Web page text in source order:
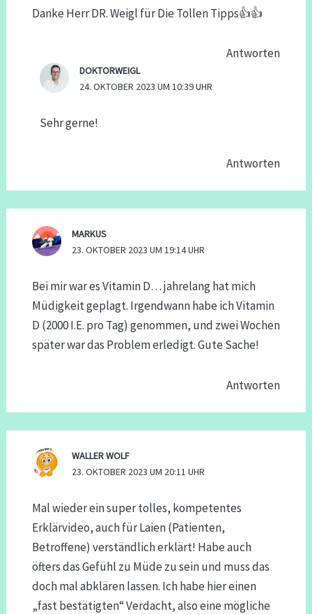
Danke Herr DR. Weigl für Die Tollen Tipps👍👍
Antworten
DOKTORWEIGL
24. OKTOBER 2023 UM 10:39 UHR
Sehr gerne!
Antworten
MARKUS
23. OKTOBER 2023 UM 19:14 UHR
Bei mir war es Vitamin D… jahrelang hat mich
Müdigkeit geplagt. Irgendwann habe ich Vitamin
D (2000 I.E. pro Tag) genommen, und zwei Wochen
später war das Problem erledigt. Gute Sache!
Antworten
WALLER WOLF
23. OKTOBER 2023 UM 20:11 UHR
Mal wieder ein super tolles, kompetentes
Erklärvideo, auch für Laien (Patienten,
Betroffene) verständlich erklärt! Habe auch
öfters das Gefühl zu Müde zu sein und muss das
doch mal abklären lassen. Ich habe hier einen
„fast bestätigten“ Verdacht, also eine mögliche